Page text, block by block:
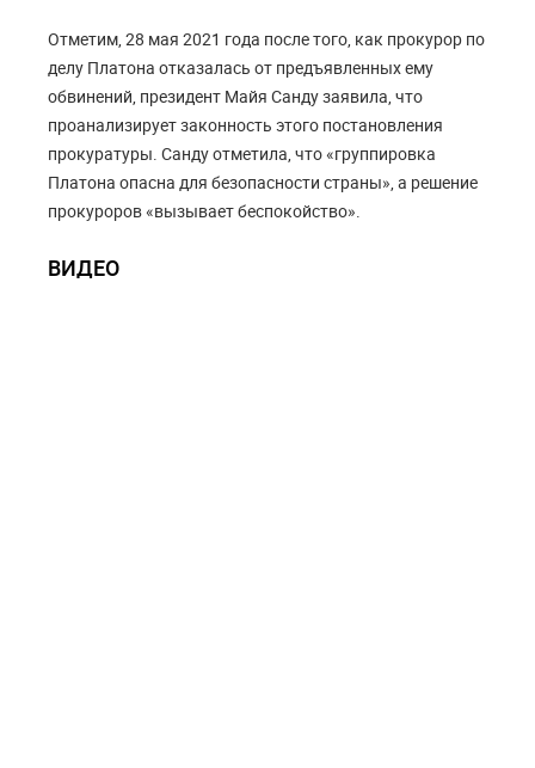
Отметим, 28 мая 2021 года после того, как прокурор по
делу Платона отказалась от предъявленных ему
обвинений, президент Майя Санду заявила, что
проанализирует законность этого постановления
прокуратуры. Санду отметила, что «группировка
Платона опасна для безопасности страны», а решение
прокуроров «вызывает беспокойство».
ВИДЕО